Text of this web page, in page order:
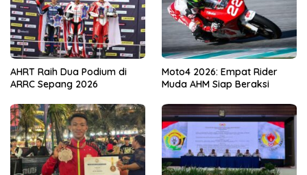
AHRT Raih Dua Podium di
ARRC Sepang 2026
Moto4 2026: Empat Rider
Muda AHM Siap Beraksi